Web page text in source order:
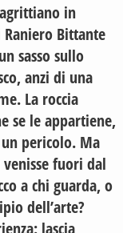
in
Bittante
sasso sullo
anzi di una
La roccia
se le appartiene,
pericolo. Ma
venisse fuori dal
a chi guarda, o
dell’arte?
lascia